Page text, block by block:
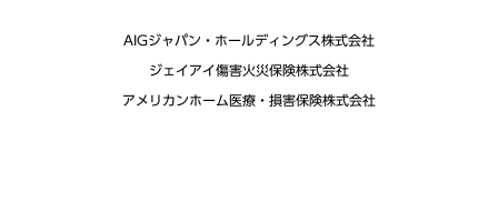
AIGジャパン・ホールディングス株式会社
ジェイアイ傷害火災保険株式会社
アメリカンホーム医療・損害保険株式会社